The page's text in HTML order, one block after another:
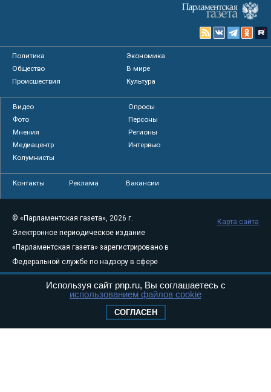
Политика
Экономика
Общество
В мире
Происшествия
Культура
Видео
Опросы
Фото
Персоны
Мнения
Регионы
Медиацентр
Интервью
Колумнисты
Контакты Реклама Вакансии
© «Парламентская газета», 2026 г.
Электронное периодическое издание
«Парламентская газета» зарегистрировано в
Федеральной службе по надзору в сфере
связи, информационных технологий и
массовых коммуникаций (Роскомнадзор) 05
Свидетельство о регистрации Эл № ФС77-
Карта сайта
Используя сайт pnp.ru, Вы соглашаетесь с
использованием файлов cookie
СОГЛАСЕН